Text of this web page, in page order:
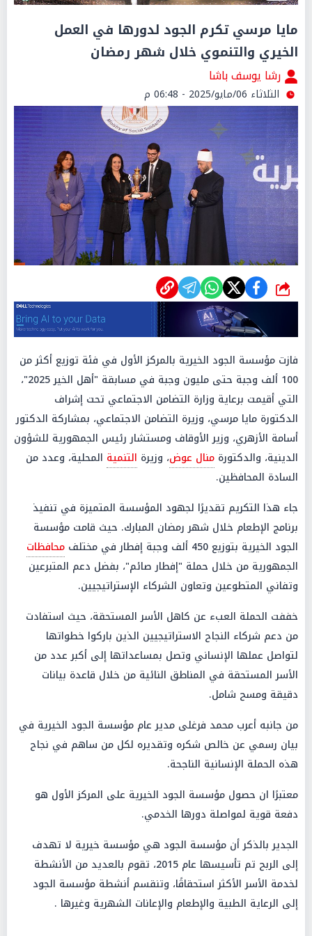
مايا مرسي تكرم الجود لدورها في العمل
الخيري والتنموي خلال شهر رمضان
رشا يوسف باشا
الثلاثاء 06/مايو/2025 - 06:48 م
شارك
فازت مؤسسة الجود الخيرية بالمركز الأول في فئة توزيع أكثر من
100 ألف وجبة حتى مليون وجبة في مسابقة "أهل الخير 2025"،
التي أقيمت برعاية وزارة التضامن الاجتماعي تحت إشراف
الدكتورة مايا مرسي، وزيرة التضامن الاجتماعي، بمشاركة الدكتور
أسامة الأزهري، وزير الأوقاف ومستشار رئيس الجمهورية للشؤون
الدينية، والدكتورة منال عوض، وزيرة التنمية المحلية، وعدد من
السادة المحافظين.
جاء هذا التكريم تقديرًا لجهود المؤسسة المتميزة في تنفيذ
برنامج الإطعام خلال شهر رمضان المبارك. حيث قامت مؤسسة
الجود الخيرية بتوزيع 450 ألف وجبة إفطار في مختلف
محافظات
الجمهورية من خلال حملة "إفطار صائم"، بفضل دعم المتبرعين
وتفاني المتطوعين وتعاون الشركاء الإستراتيجيين.
خففت الحملة العبء عن كاهل الأسر المستحقة، حيث استفادت
من دعم شركاء النجاح الاستراتيجيين الذين باركوا خطواتها
لتواصل عملها الإنساني وتصل بمساعداتها إلى أكبر عدد من
الأسر المستحقة في المناطق النائية من خلال قاعدة بيانات
دقيقة ومسح شامل.
من جانبه أعرب محمد فرغلى مدير عام مؤسسة الجود الخيرية في
بيان رسمي عن خالص شكره وتقديره لكل من ساهم في نجاح
هذه الحملة الإنسانية الناجحة.
معتبرًا ان حصول مؤسسة الجود الخيرية على المركز الأول هو
دفعة قوية لمواصلة دورها الخدمي.
الجدير بالذكر أن مؤسسة الجود هي مؤسسة خيرية لا تهدف
إلى الربح تم تأسيسها عام 2015، تقوم بالعديد من الأنشطة
لخدمة الأسر الأكثر استحقاقًا، وتنقسم أنشطة مؤسسة الجود
إلى الرعاية الطبية والإطعام والإعانات الشهرية وغيرها .